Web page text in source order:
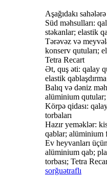
Aşağıdakı
Süd məhsulları:
stəkanlar; elastik
Tərəvəz və
konserv qutuları;
Tetra Recart
Ət, quş əti: qalay
elastik
Balıq və dəniz
alüminium qutular;
Körpə qidası:
torbaları
Hazır yeməklər:
qablar; alüminium
Ev heyvanları
alüminium qab;
torbası; Tetra
sorğuətraflı